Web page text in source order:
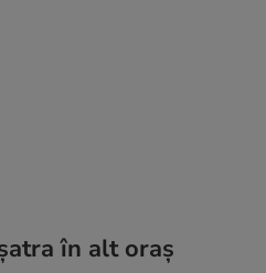
în alt oraş